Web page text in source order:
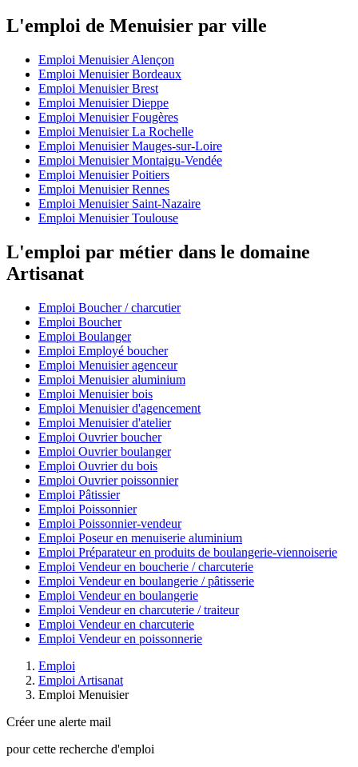
L'emploi de Menuisier par ville
Emploi Menuisier Alençon
Emploi Menuisier Bordeaux
Emploi Menuisier Brest
Emploi Menuisier Dieppe
Emploi Menuisier Fougères
Emploi Menuisier La Rochelle
Emploi Menuisier Mauges-sur-Loire
Emploi Menuisier Montaigu-Vendée
Emploi Menuisier Poitiers
Emploi Menuisier Rennes
Emploi Menuisier Saint-Nazaire
Emploi Menuisier Toulouse
L'emploi par métier dans le domaine
Artisanat
Emploi Boucher / charcutier
Emploi Boucher
Emploi Boulanger
Emploi Employé boucher
Emploi Menuisier agenceur
Emploi Menuisier aluminium
Emploi Menuisier bois
Emploi Menuisier d'agencement
Emploi Menuisier d'atelier
Emploi Ouvrier boucher
Emploi Ouvrier boulanger
Emploi Ouvrier du bois
Emploi Ouvrier poissonnier
Emploi Pâtissier
Emploi Poissonnier
Emploi Poissonnier-vendeur
Emploi Poseur en menuiserie aluminium
Emploi Préparateur en produits de boulangerie-viennoiserie
Emploi Vendeur en boucherie / charcuterie
Emploi Vendeur en boulangerie / pâtisserie
Emploi Vendeur en boulangerie
Emploi Vendeur en charcuterie / traiteur
Emploi Vendeur en charcuterie
Emploi Vendeur en poissonnerie
Emploi
Emploi Artisanat
Emploi Menuisier
Créer une alerte mail
pour cette recherche d'emploi